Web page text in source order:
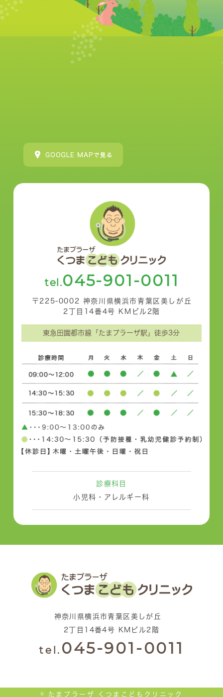
tel.045-901-0011
〒225-0002 神奈川県横浜市青葉区美しが丘
2丁目14番4号 KMビル2階
東急田園都市線「たまプラーザ駅」徒歩3分
診療科目
小児科・アレルギー科
神奈川県横浜市青葉区美しが丘
2丁目14番4号 KMビル2階
tel. 045-901-0011
© たまプラーザ くつまこどもクリニック